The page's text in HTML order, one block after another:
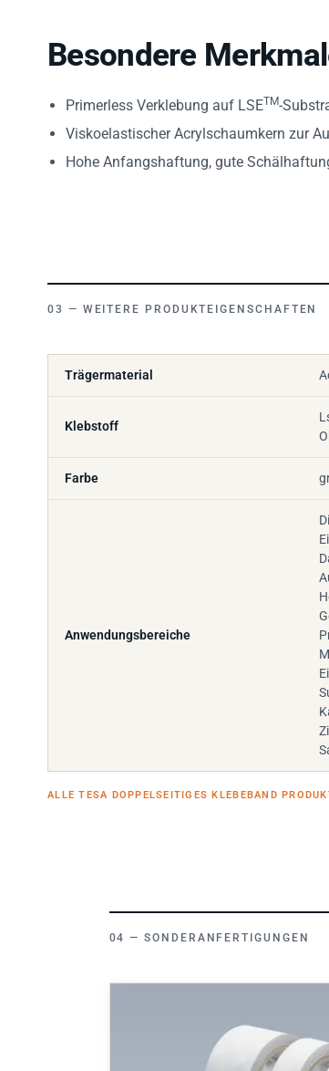
Besondere
Primerless Verklebung auf LSETM -
Viskoelastischer Acrylschaumkern zur
Hohe Anfangshaftung, gute
WEITERE PRODUKTEIGENSCHAFTEN
Trägermaterial
Klebstoff
Farbe
Anwendungsbereiche
SONDERANFERTIGUNGEN